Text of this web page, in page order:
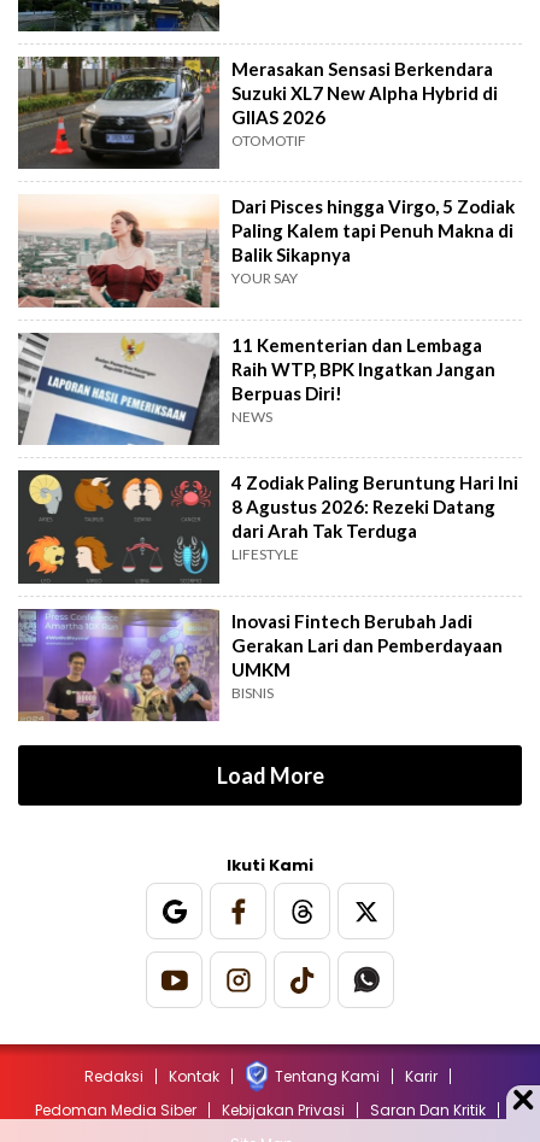
Merasakan Sensasi Berkendara
Suzuki XL7 New Alpha Hybrid di
GIIAS 2026
OTOMOTIF
Dari Pisces hingga Virgo, 5 Zodiak
Paling Kalem tapi Penuh Makna di
Balik Sikapnya
YOUR SAY
11 Kementerian dan Lembaga
Raih WTP, BPK Ingatkan Jangan
Berpuas Diri!
NEWS
4 Zodiak Paling Beruntung Hari Ini
8 Agustus 2026: Rezeki Datang
dari Arah Tak Terduga
LIFESTYLE
Inovasi Fintech Berubah Jadi
Gerakan Lari dan Pemberdayaan
UMKM
BISNIS
Load More
Ikuti Kami
Redaksi Kontak Tentang Kami
Karir
Pedoman Media Siber
Kebijakan Privasi
Saran Dan Kritik